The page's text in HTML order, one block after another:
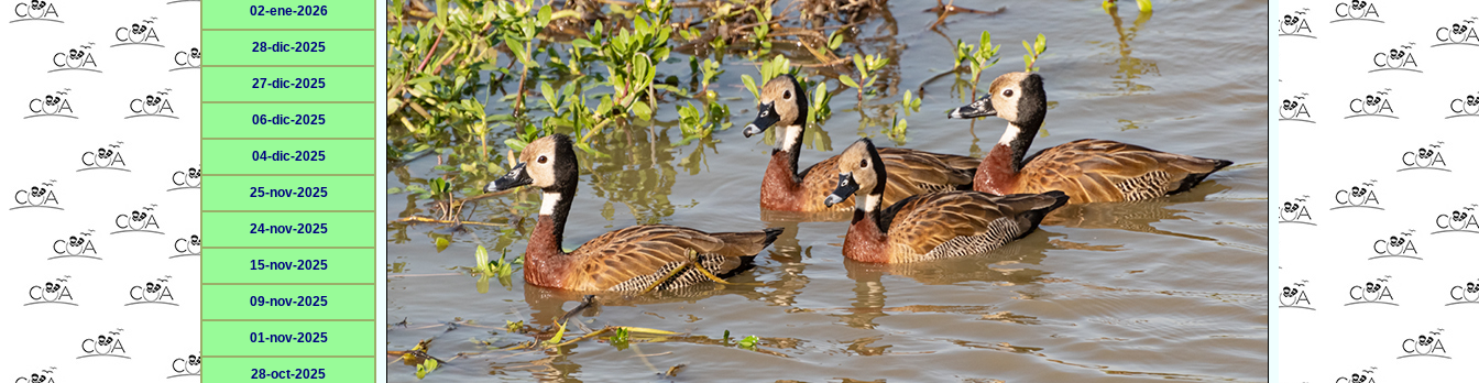
02-ene-2026
28-dic-2025
27-dic-2025
06-dic-2025
04-dic-2025
25-nov-2025
24-nov-2025
15-nov-2025
09-nov-2025
01-nov-2025
28-oct-2025